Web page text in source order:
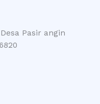
Pasir angin